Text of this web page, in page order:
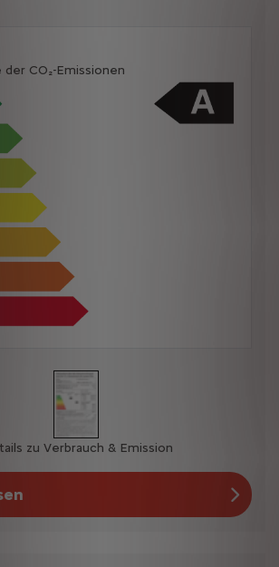
CO₂-Emissionen
zu Verbrauch & Emission